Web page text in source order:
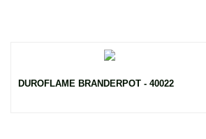
DUROFLAME BRANDERPOT - 40022